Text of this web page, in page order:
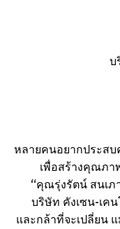
บ
หลายคนอยากประสบ
เพื่อสร้างคุณภา
“คุณรุ่งรัตน์ สนเภ
บริษัท คังเซน-เค
และกล้าที่จะเปลี่ยน